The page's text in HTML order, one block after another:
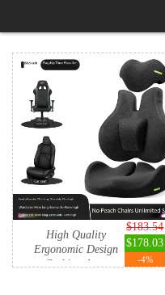
High Quality
Ergonomic Design
Cushion An...
$183.54
$178.03
-4%